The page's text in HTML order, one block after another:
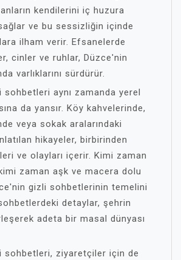
kendilerini iç huzura
sağlar ve bu sessizliğin içinde
ilham verir. Efsanelerde
cinler ve ruhlar, Düzce'nin
varlıklarını sürdürür.
sohbetleri aynı zamanda yerel
da yansır. Köy kahvelerinde,
veya sokak aralarındaki
hikayeler, birbirinden
ve olayları içerir. Kimi zaman
zaman aşk ve macera dolu
gizli sohbetlerinin temelini
detaylar, şehrin
adeta bir masal dünyası
sohbetleri, ziyaretçiler için de